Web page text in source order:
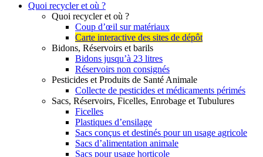
Quoi recycler et où ?
Quoi recycler et où ?
Coup d’œil sur matériaux
Carte interactive des sites de dépôt
Bidons, Réservoirs et barils
Bidons jusqu’à 23 litres
Réservoirs non consignés
Pesticides et Produits de Santé Animale
Collecte de pesticides et médicaments périmés
Sacs, Réservoirs, Ficelles, Enrobage et Tubulures
Ficelles
Plastiques d’ensilage
Sacs conçus et destinés pour un usage agricole
Sacs d’alimentation animale
Sacs pour usage horticole